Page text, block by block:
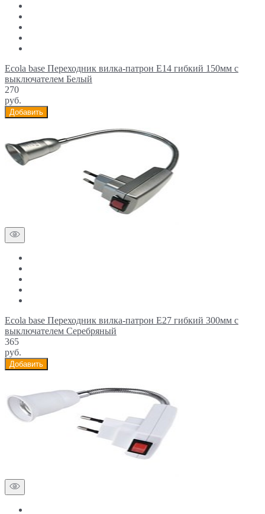
Ecola base Переходник вилка-патрон E14 гибкий 150мм c
выключателем Белый
270
руб.
Добавить
Ecola base Переходник вилка-патрон E27 гибкий 300мм c
выключателем Серебряный
365
руб.
Добавить